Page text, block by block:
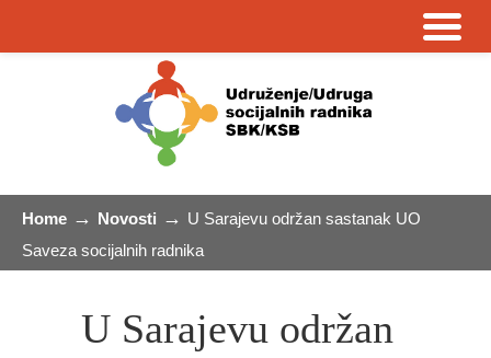
Home → Novosti → U Sarajevu održan sastanak UO
Saveza socijalnih radnika
U Sarajevu održan